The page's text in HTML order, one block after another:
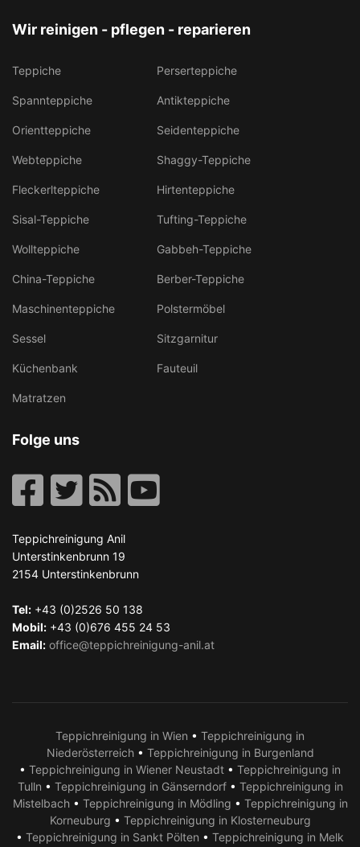
Wir reinigen - pflegen - reparieren
Teppiche Perserteppiche
Spannteppiche Antikteppiche
Orientteppiche Seidenteppiche
Webteppiche Shaggy-Teppiche
Fleckerlteppiche Hirtenteppiche
Sisal-Teppiche Tufting-Teppiche
Wollteppiche Gabbeh-Teppiche
China-Teppiche Berber-Teppiche
Maschinenteppiche Polstermöbel
Sessel Sitzgarnitur
Küchenbank Fauteuil
Matratzen
Folge uns
Teppichreinigung Anil
Unterstinkenbrunn 19
2154 Unterstinkenbrunn
Tel: +43 (0)2526 50 138
Mobil: +43 (0)676 455 24 53
Email: office@teppichreinigung-anil.at
Teppichreinigung in Wien • Teppichreinigung in
Niederösterreich• Teppichreinigung in Burgenland
• Teppichreinigung in Wiener Neustadt • Teppichreinigung in
Tulln • Teppichreinigung in Gänserndorf• Teppichreinigung in
Mistelbach• Teppichreinigung in Mödling • Teppichreinigung in
Korneuburg • Teppichreinigung in Klosterneuburg
• Teppichreinigung in Sankt Pölten • Teppichreinigung in Melk